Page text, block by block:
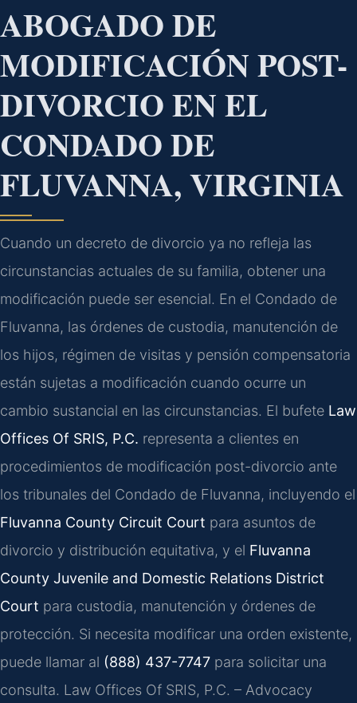
ABOGADO DE
MODIFICACIÓN POST-
DIVORCIO EN EL
CONDADO DE
FLUVANNA, VIRGINIA
Cuando un decreto de divorcio ya no refleja las
circunstancias actuales de su familia, obtener una
modificación puede ser esencial. En el Condado de
Fluvanna, las órdenes de custodia, manutención de
los hijos, régimen de visitas y pensión compensatoria
están sujetas a modificación cuando ocurre un
cambio sustancial en las circunstancias. El bufete Law
Offices Of SRIS, P.C. representa a clientes en
procedimientos de modificación post-divorcio ante
los tribunales del Condado de Fluvanna, incluyendo el
Fluvanna County Circuit Court para asuntos de
divorcio y distribución equitativa, y el Fluvanna
County Juvenile and Domestic Relations District
Court para custodia, manutención y órdenes de
protección. Si necesita modificar una orden existente,
puede llamar al (888) 437-7747 para solicitar una
consulta. Law Offices Of SRIS, P.C. – Advocacy